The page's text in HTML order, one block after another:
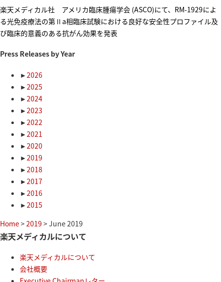
楽天メディカル社 アメリカ臨床腫瘍学会 (ASCO)にて、RM-1929によ
る光免疫療法の第Ⅱa相臨床試験における良好な安全性プロファイル及
び臨床的意義のある抗がん効果を発表
Press Releases by Year
►2026
►2025
►2024
►2023
►2022
►2021
►2020
►2019
►2018
►2017
►2016
►2015
Home>2019 > June 2019
楽天メディカルについて
楽天メディカルについて
会社概要